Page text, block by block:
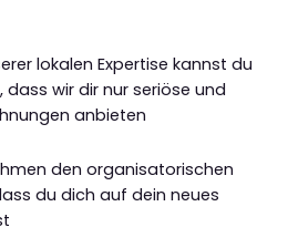
lokalen Expertise kannst du
wir dir nur seriöse und
anbieten
den organisatorischen
du dich auf dein neues